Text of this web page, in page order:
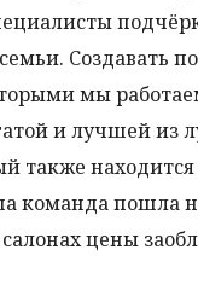
семьи.
мы
и лучшей из
также
команда пошла
цены